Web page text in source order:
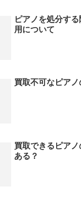
ピアノを処分す
用について
買取不可なピアノ
買取できるピア
ある？